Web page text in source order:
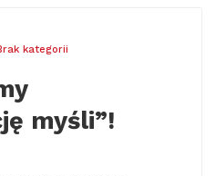
kategorii
myśli”!